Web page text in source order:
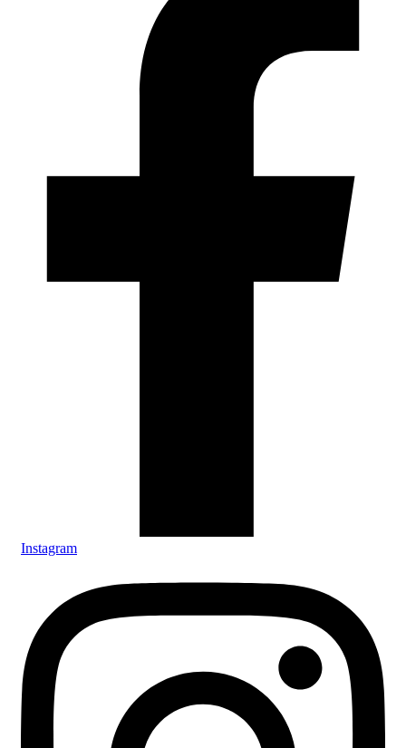
Instagram